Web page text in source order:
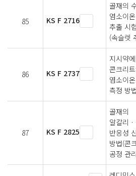
85 KS F 2716
골재의
염소이
추출 시
(속슬렛
86 KS F 2737
지시약
콘크리
염소이
측정 방법
87 KS F 2825
골재의
알칼리
반응성
방법(콘
공정 관